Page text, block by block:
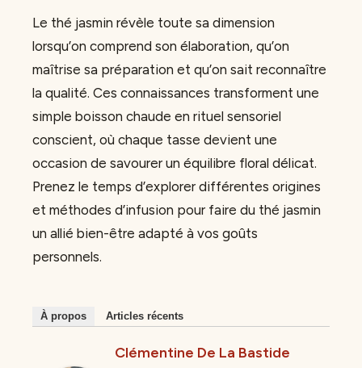
Le thé jasmin révèle toute sa dimension
lorsqu’on comprend son élaboration, qu’on
maîtrise sa préparation et qu’on sait reconnaître
la qualité. Ces connaissances transforment une
simple boisson chaude en rituel sensoriel
conscient, où chaque tasse devient une
occasion de savourer un équilibre floral délicat.
Prenez le temps d’explorer différentes origines
et méthodes d’infusion pour faire du thé jasmin
un allié bien-être adapté à vos goûts
personnels.
À propos Articles récents
Clémentine De La Bastide